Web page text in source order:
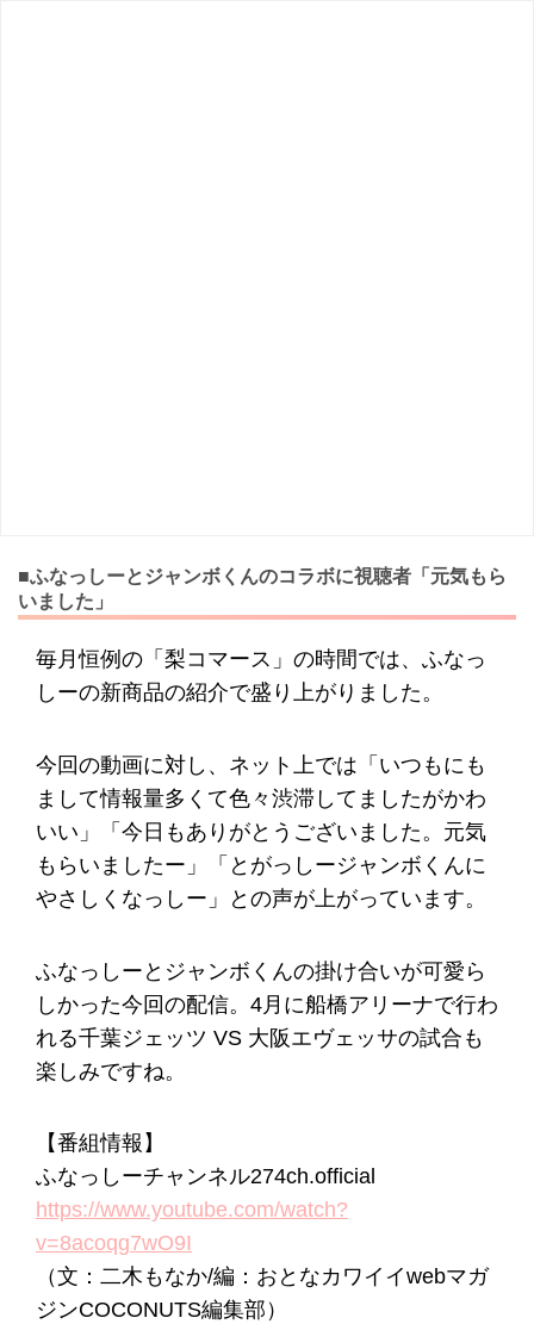
■ふなっしーとジャンボくんのコラボに視聴者「元気もら
いました」
毎月恒例の「梨コマース」の時間では、ふなっ
しーの新商品の紹介で盛り上がりました。
今回の動画に対し、ネット上では「いつもにも
まして情報量多くて色々渋滞してましたがかわ
いい」「今日もありがとうございました。元気
もらいましたー」「とがっしージャンボくんに
やさしくなっしー」との声が上がっています。
ふなっしーとジャンボくんの掛け合いが可愛ら
しかった今回の配信。4月に船橋アリーナで行わ
れる千葉ジェッツ VS 大阪エヴェッサの試合も
楽しみですね。
【番組情報】
ふなっしーチャンネル274ch.official
https://www.youtube.com/watch?
v=8acoqg7wO9I
（文：二木もなか/編：おとなカワイイwebマガ
ジンCOCONUTS編集部）